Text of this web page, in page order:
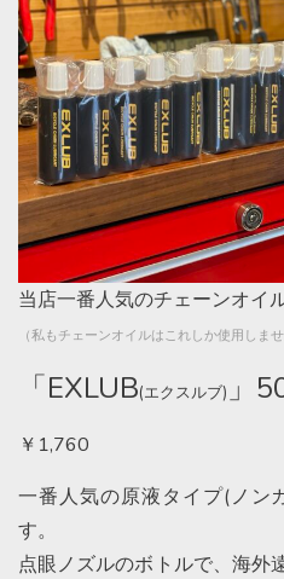
当店一番人気のチェーンオイ
（私もチェーンオイルはこれしか使用しませ
「EXLUB(エクスルブ) 」
￥1,760
一番人気の原液タイプ(ノン
す。
点眼ノズルのボトルで、海外